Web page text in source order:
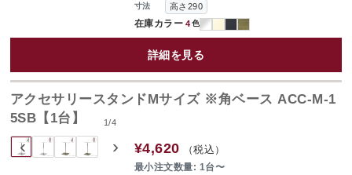
寸法 高さ290
在庫カラー 4色
詳細を見る
‹ ›
1/4
アクセサリースタンドMサイズ ※角ベース ACC-M-1
5SB【1台】
¥4,620 （税込）
最小注文数量: 1台〜